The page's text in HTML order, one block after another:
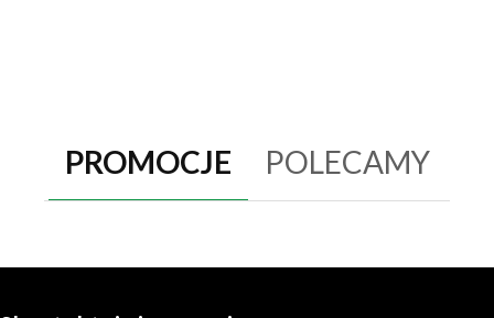
PROMOCJE POLECAMY